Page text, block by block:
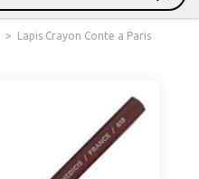
>
Lapis Crayon Conte a Paris